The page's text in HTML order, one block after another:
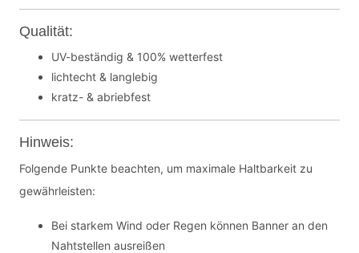
Qualität:
UV-beständig & 100% wetterfest
lichtecht & langlebig
kratz- & abriebfest
Hinweis:
Folgende Punkte beachten, um maximale Haltbarkeit zu
gewährleisten:
Bei starkem Wind oder Regen können Banner an den
Nahtstellen ausreißen